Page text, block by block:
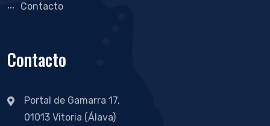
Contacto
Contacto
Portal de Gamarra 17,
01013 Vitoria (Álava)